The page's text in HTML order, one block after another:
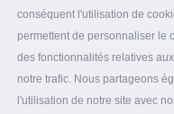
conséquent l'utilisation de
permettent de personnaliser le
des fonctionnalités relatives
notre trafic. Nous partageons
l'utilisation de notre site avec